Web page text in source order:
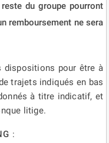
du groupe pourront
remboursement ne sera
dispositions pour être à
trajets indiqués en bas
à titre indicatif, et
litige.
: